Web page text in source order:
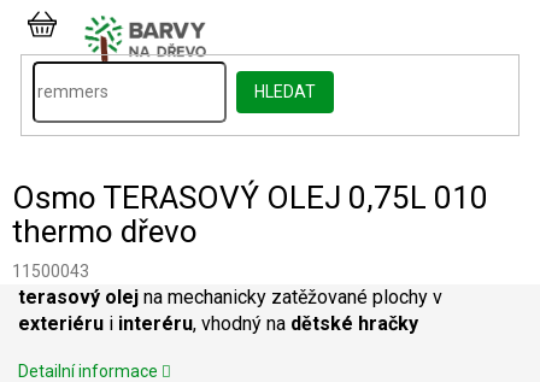
Přejít
obsah
HLEDAT
NÁKUPNÍ
KOŠÍK
Osmo TERASOVÝ OLEJ 0,75L 010
thermo dřevo
11500043
terasový olej na mechanicky zatěžované plochy v
exteriéru i interéru, vhodný na dětské hračky
Detailní informace